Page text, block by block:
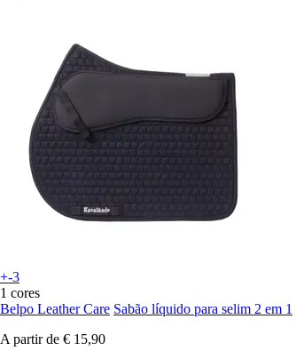
+-3
1 cores
Belpo Leather Care Sabão líquido para selim 2 em 1
A partir de € 15,90